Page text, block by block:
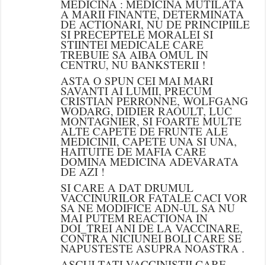
MEDICINA : MEDICINA MUTILATA
A MARII FINANTE, DETERMINATA
DE ACTIONARI, NU DE PRINCIPIILE
SI PRECEPTELE MORALEI SI
STIINTEI MEDICALE CARE
TREBUIE SA AIBA OMUL IN
CENTRU, NU BANKSTERII !
ASTA O SPUN CEI MAI MARI
SAVANTI AI LUMII, PRECUM
CRISTIAN PERRONNE, WOLFGANG
WODARG, DIDIER RAOULT, LUC
MONTAGNIER, SI FOARTE MULTE
ALTE CAPETE DE FRUNTE ALE
MEDICINII, CAPETE UNA SI UNA,
HAITUITE DE MAFIA CARE
DOMINA MEDICINA ADEVARATA
DE AZI !
SI CARE A DAT DRUMUL
VACCINURILOR FATALE CACI VOR
SA NE MODIFICE ADN-UL SA NU
MAI PUTEM REACTIONA IN
DOI_TREI ANI DE LA VACCINARE,
CONTRA NICIUNEI BOLI CARE SE
NAPUSTESTE ASUPRA NOASTRA .